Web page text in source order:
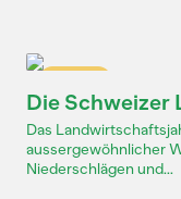
Die
Das
aussergewöhnlicher
Niederschlägen und...